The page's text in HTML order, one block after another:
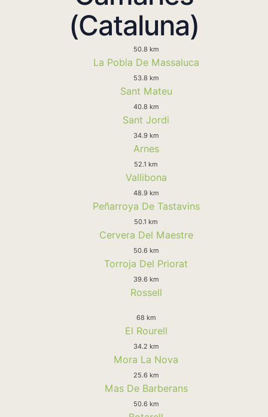
(Cataluna)
50.8 km
La Pobla De Massaluca
53.8 km
Sant Mateu
40.8 km
Sant Jordi
34.9 km
Arnes
52.1 km
Vallibona
48.9 km
Peñarroya De Tastavins
50.1 km
Cervera Del Maestre
50.6 km
Torroja Del Priorat
39.6 km
Rossell
68 km
El Rourell
34.2 km
Mora La Nova
25.6 km
Mas De Barberans
50.6 km